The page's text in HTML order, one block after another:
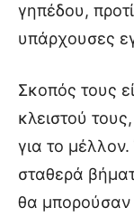
γηπέδου,
υπάρχουσες
Σκοπός τους
κλειστού
για το
σταθερά
θα μπορούσαν